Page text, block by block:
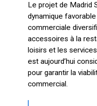
Le projet de Madrid
dynamique
commerciale
accessoires à la
loisirs et les
est aujourd’hui
pour garantir la
commercial.